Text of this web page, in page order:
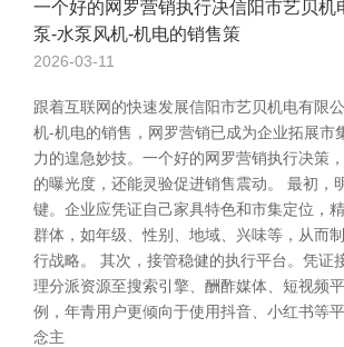
一个好的网罗营销执行决信阳市艺贝机
泵-水泵风机-机电的销售策
2026-03-11
跟着互联网的快速发展信阳市艺贝机电有限
机-机电的销售，网罗营销已成为企业拓展市
力的遑急妙技。一个好的网罗营销执行决策
的曝光度，还能灵验促进销售震动。 最初，
键。企业应凭证自己家具特色和市集定位，
群体，如年级、性别、地域、兴味等，从而
行战略。 其次，接管稳健的执行平台。凭证
理分派资源至搜索引擎、酬酢媒体、短视频
例，年青用户更倾向于使用抖音、小红书等
念主